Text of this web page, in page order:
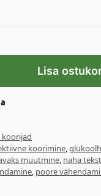
Lisa
koorijad
koorimine,
muutmine, naha
, poore